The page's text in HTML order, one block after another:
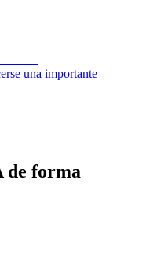
una importante
forma